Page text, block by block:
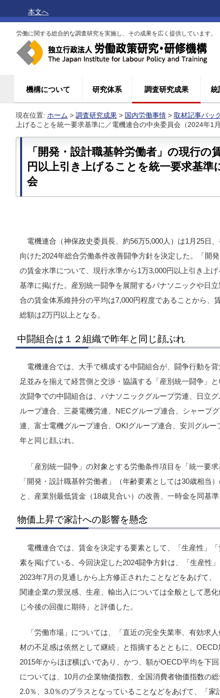
本文へ
労働に関する総合的な調査研究を実施し、その成果を広く提供しています。
機構について 研究体系 調査研究成果 統
現在位置: ホーム > 調査研究成果 > 国内労働事情 > 取材記事バッ
上げることを統一要求基準に／電機連合の中央委員会（2024年1
「開発・設計職基幹労働者」の現行の
円以上引き上げることを統一要求基準
会
電機連合（神保政史委員長、約56万5,000人）は1月25日
向けた2024年総合労働条件改善闘争方針を決定した。「開
の賃金水準について、現行水準から1万3,000円以上引き上
基準に掲げた。産別統一闘争を展開するパナソニックや日
合の賃金体系維持分の平均は7,000円程度であることから、
総額は2万円以上となる。
中闘組合は１２組織で昨年と同じ顔ぶれ
電機連合では、大手で構成する中闘組合が、闘争行動を
足並みを揃えて経営側と交渉・協議する「産別統一闘争」
次闘争での中闘組合は、パナソニックグループ労連、日立
ループ連合、三菱電機労連、NECグループ連合、シャープ
連、富士電機グループ連合、OKIグループ連合、安川グル
年と同じ顔ぶれ。
「産別統一闘争」の対象とする労働条件項目を「統一要
「開発・設計職基幹労働者」（年齢要素としては30歳相当
と、産業別最低賃金（18歳見合い）の改善、一時金を同基
物価上昇で家計への影響を懸念
電機連合では、賃金を決定する要素として、「生産性」
素を掲げている。今回決定した2024闘争方針は、「生産性
2023年7月の見通しから上方修正されたことなどをあげて
関連企業の景況感、生産、輸出入については全般として悪
じ今後の回復に期待」と評価した。
「労働市場」については、「直近の完全失業率、有効求
材の不足感は依然として継続」と指摘するとともに、
2015年からほぼ横ばいであり、かつ、額がOECD平均を下
については、10月の企業物価指数、全国消費者物価指数の
2.0％、3.0％のプラスとなっていることなどをあげて、「